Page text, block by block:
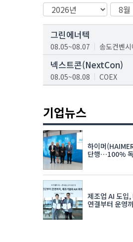
그린에너텍
08.05~08.07 송도컨벤
넥스트콘(NextCon)
08.05~08.08 COEX
08.19~08.21
K-PRINT
08.19~08.22
자율주행모빌리티산업
08.25~08.27
차세대 반도체 패키징
08.26~08.28 수원컨벤
기업뉴스
하이머
단행…100%
제조업 AI 도입,
연결부터 운영